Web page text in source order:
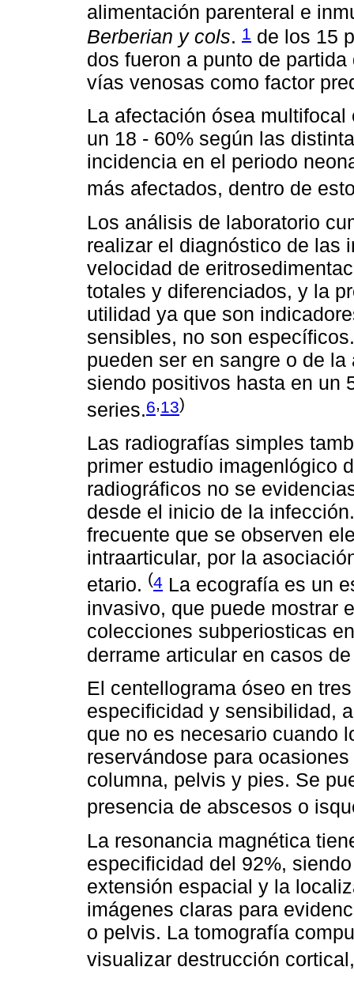
alimentación parenteral e
Berberian y cols. 1 de los 15
dos fueron a punto de
vías venosas como factor
La afectación ósea
un 18 - 60% según las
incidencia en el periodo
más afectados, dentro de
Los análisis de laboratorio
realizar el diagnóstico de las
velocidad de
totales y diferenciados, y la
utilidad ya que son
sensibles, no son
pueden ser en sangre o de
siendo positivos hasta en un
series.6,13)
Las radiografías simples
primer estudio imagenlógico
radiográficos no se
desde el inicio de la
frecuente que se observen
intraarticular, por la
etario. (4 La ecografía es un
invasivo, que puede mostrar
colecciones subperiosticas
derrame articular en casos
El centellograma óseo en
especificidad y sensibilidad,
que no es necesario cuando
reservándose para
columna, pelvis y pies. Se
presencia de abscesos o
La resonancia magnética
especificidad del 92%,
extensión espacial y la
imágenes claras para
o pelvis. La tomografía
visualizar destrucción